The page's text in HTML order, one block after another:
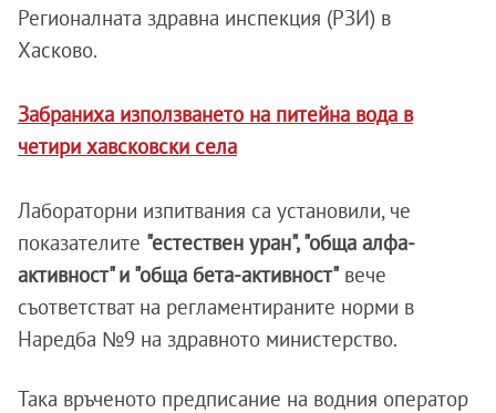
Регионалната здравна инспекция (РЗИ) в
Хасково.
Забраниха използването на питейна вода в
четири хавсковски села
Лабораторни изпитвания са установили, че
показателите "естествен уран", "обща алфа-
активност" и "обща бета-активност"вече
съответстват на регламентираните норми в
Наредба №9 на здравното министерство.
Така връченото предписание на водния оператор